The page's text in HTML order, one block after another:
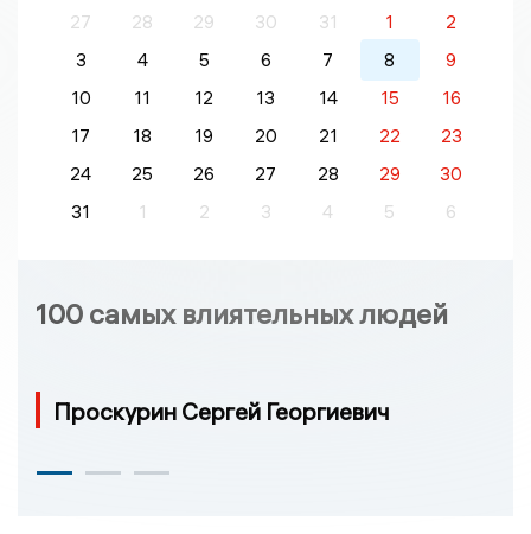
27
28 29 30 31 1
2
3
4 5 6 7 8
9
10
11 12 13 14 15
16
17
18 19 20 21 22
23
24
25 26 27 28 29
30
31
1 2 3 4 5 6
100 самых влиятельных людей
Проскурин Сергей Георгиевич